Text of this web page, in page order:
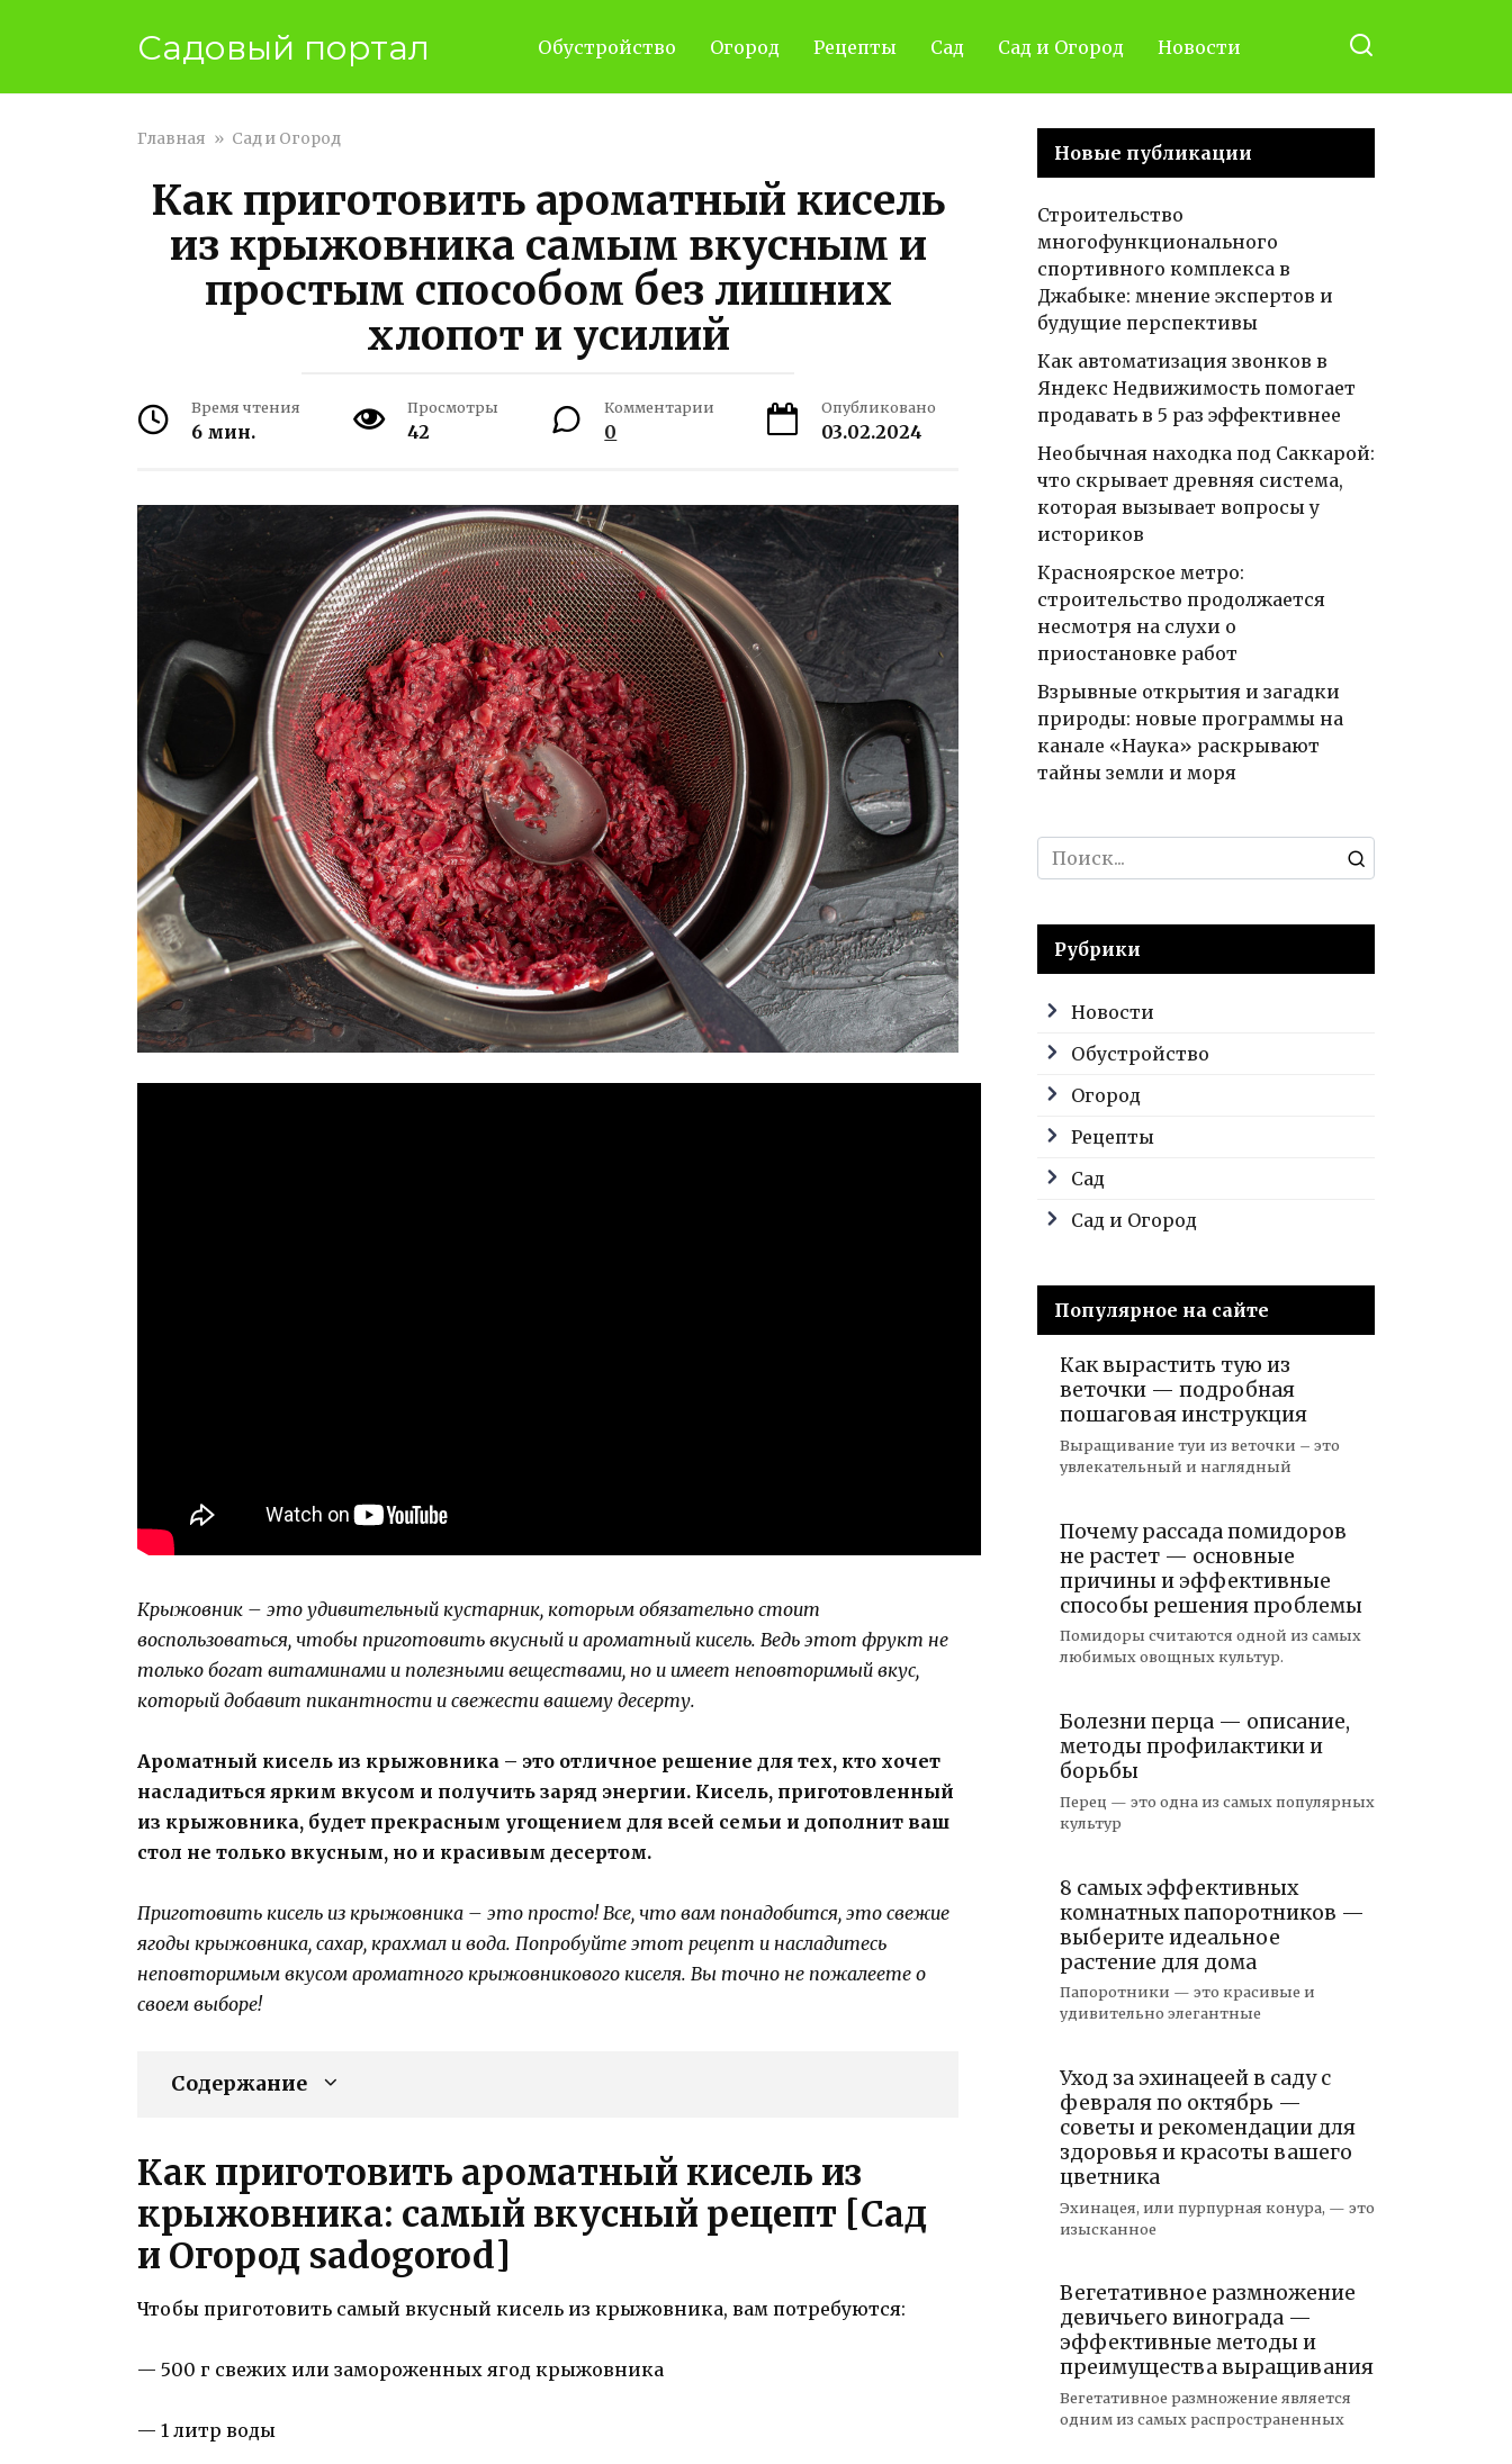
Садовый портал Обустройство Огород Рецепты Сад Сад и Огород Новости
Главная » Сад и Огород
Как приготовить ароматный кисель
из крыжовника самым вкусным и
простым способом без лишних
хлопот и усилий
Время чтения
6 мин.
Просмотры
42
Комментарии
0
Опубликовано
03.02.2024
Крыжовник – это удивительный кустарник, которым обязательно стоит
воспользоваться, чтобы приготовить вкусный и ароматный кисель. Ведь этот фрукт не
только богат витаминами и полезными веществами, но и имеет неповторимый вкус,
который добавит пикантности и свежести вашему десерту.
Ароматный кисель из крыжовника – это отличное решение для тех, кто хочет
насладиться ярким вкусом и получить заряд энергии. Кисель, приготовленный
из крыжовника, будет прекрасным угощением для всей семьи и дополнит ваш
стол не только вкусным, но и красивым десертом.
Приготовить кисель из крыжовника – это просто! Все, что вам понадобится, это свежие
ягоды крыжовника, сахар, крахмал и вода. Попробуйте этот рецепт и насладитесь
неповторимым вкусом ароматного крыжовникового киселя. Вы точно не пожалеете о
своем выборе!
Содержание
Как приготовить ароматный кисель из
крыжовника: самый вкусный рецепт [Сад
и Огород sadogorod]
Чтобы приготовить самый вкусный кисель из крыжовника, вам потребуются:
— 500 г свежих или замороженных ягод крыжовника
— 1 литр воды
Новые публикации
Строительство
многофункционального
спортивного комплекса в
Джабыке: мнение экспертов и
будущие перспективы
Как автоматизация звонков в
Яндекс Недвижимость помогает
продавать в 5 раз эффективнее
Необычная находка под Саккарой:
что скрывает древняя система,
которая вызывает вопросы у
историков
Красноярское метро:
строительство продолжается
несмотря на слухи о
приостановке работ
Взрывные открытия и загадки
природы: новые программы на
канале «Наука» раскрывают
тайны земли и моря
Search
for:
Рубрики
Новости
Обустройство
Огород
Рецепты
Сад
Сад и Огород
Популярное на сайте
Как вырастить тую из
веточки — подробная
пошаговая инструкция
Выращивание туи из веточки – это
увлекательный и наглядный
Почему рассада помидоров
не растет — основные
причины и эффективные
способы решения проблемы
Помидоры считаются одной из самых
любимых овощных культур.
Болезни перца — описание,
методы профилактики и
борьбы
Перец — это одна из самых популярных
культур
8 самых эффективных
комнатных папоротников —
выберите идеальное
растение для дома
Папоротники — это красивые и
удивительно элегантные
Уход за эхинацеей в саду с
февраля по октябрь —
советы и рекомендации для
здоровья и красоты вашего
цветника
Эхинацея, или пурпурная конура, — это
изысканное
Вегетативное размножение
девичьего винограда —
эффективные методы и
преимущества выращивания
Вегетативное размножение является
одним из самых распространенных